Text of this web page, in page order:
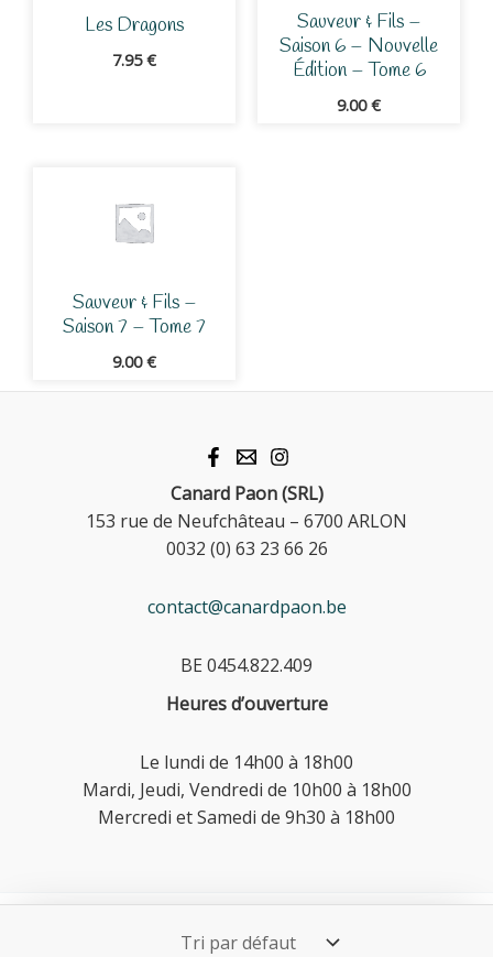
Les Dragons
7.95€
Sauveur & Fils –
Saison 6 – Nouvelle
Édition – Tome 6
9.00€
Sauveur & Fils –
Saison 7 – Tome 7
9.00€
Canard Paon (SRL)
153 rue de Neufchâteau – 6700 ARLON
0032 (0) 63 23 66 26
contact@canardpaon.be
BE 0454.822.409
Heures d’ouverture
Le lundi de 14h00 à 18h00
Mardi, Jeudi, Vendredi de 10h00 à 18h00
Mercredi et Samedi de 9h30 à 18h00
Copyright © 2026 Canard Paon - Livres & Jeux